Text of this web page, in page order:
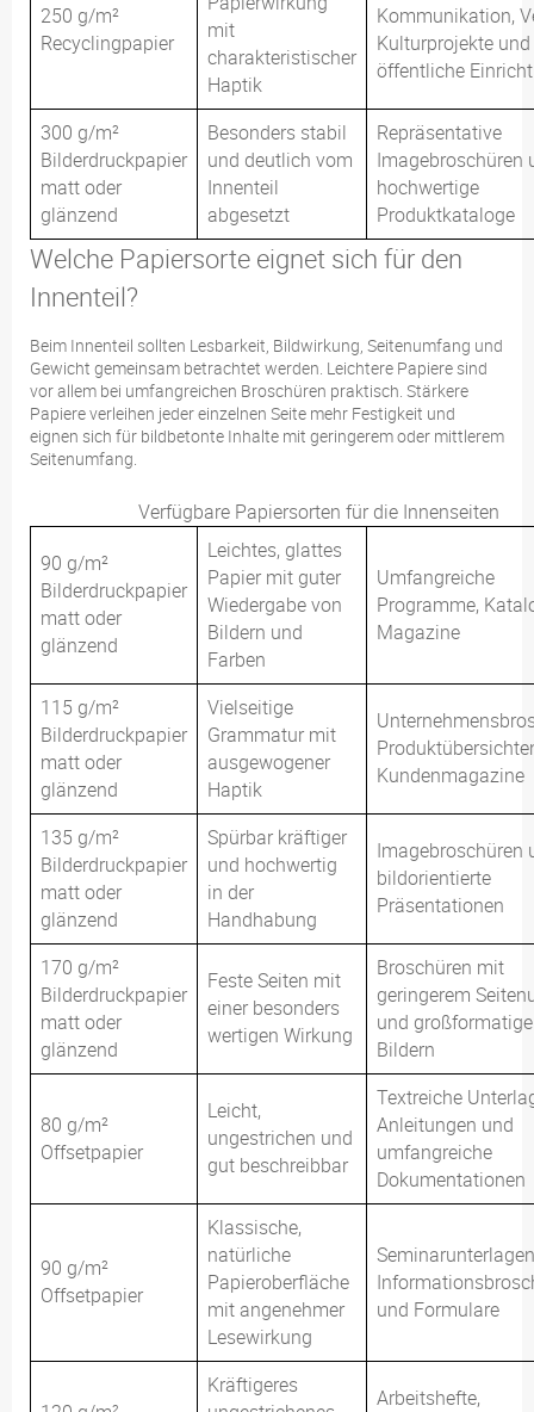
250 g/m²
Recyclingpapier
mit
charakteristischer
Haptik
Kommunikation,
Kulturprojekte und
öffentliche
300 g/m²
Bilderdruckpapier
matt oder
glänzend
Besonders stabil
und deutlich vom
Innenteil
abgesetzt
Repräsentative
Imagebroschüren
hochwertige
Produktkataloge
Welche Papiersorte eignet sich für den
Innenteil?
Beim Innenteil sollten Lesbarkeit, Bildwirkung, Seitenumfang und
Gewicht gemeinsam betrachtet werden. Leichtere Papiere sind
vor allem bei umfangreichen Broschüren praktisch. Stärkere
Papiere verleihen jeder einzelnen Seite mehr Festigkeit und
eignen sich für bildbetonte Inhalte mit geringerem oder mittlerem
Seitenumfang.
Verfügbare Papiersorten für die Innenseiten
90 g/m²
Bilderdruckpapier
matt oder
glänzend
Leichtes, glattes
Papier mit guter
Wiedergabe von
Bildern und
Farben
Umfangreiche
Programme,
Magazine
115 g/m²
Bilderdruckpapier
matt oder
glänzend
Vielseitige
Grammatur mit
ausgewogener
Haptik
Kundenmagazine
135 g/m²
Bilderdruckpapier
matt oder
glänzend
Spürbar kräftiger
und hochwertig
in der
Handhabung
Imagebroschüren
bildorientierte
Präsentationen
170 g/m²
Bilderdruckpapier
matt oder
glänzend
Feste Seiten mit
einer besonders
wertigen Wirkung
Broschüren mit
geringerem
und
Bildern
80 g/m²
Offsetpapier
Leicht,
ungestrichen und
gut beschreibbar
Textreiche
Anleitungen und
umfangreiche
Dokumentationen
90 g/m²
Offsetpapier
Klassische,
natürliche
Papieroberfläche
mit angenehmer
Lesewirkung
und Formulare
Kräftigeres
Arbeitshefte,